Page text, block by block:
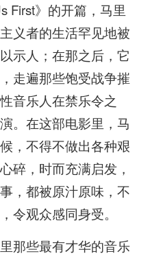
First》的开篇，马里
义者的生活罕见地被
示人；在那之后，它
走遍那些饱受战争摧
音乐人在禁乐令之
。在这部电影里，马
，不得不做出各种艰
碎，时而充满启发，
，都被原汁原味，不
令观众感同身受。
那些最有才华的音乐